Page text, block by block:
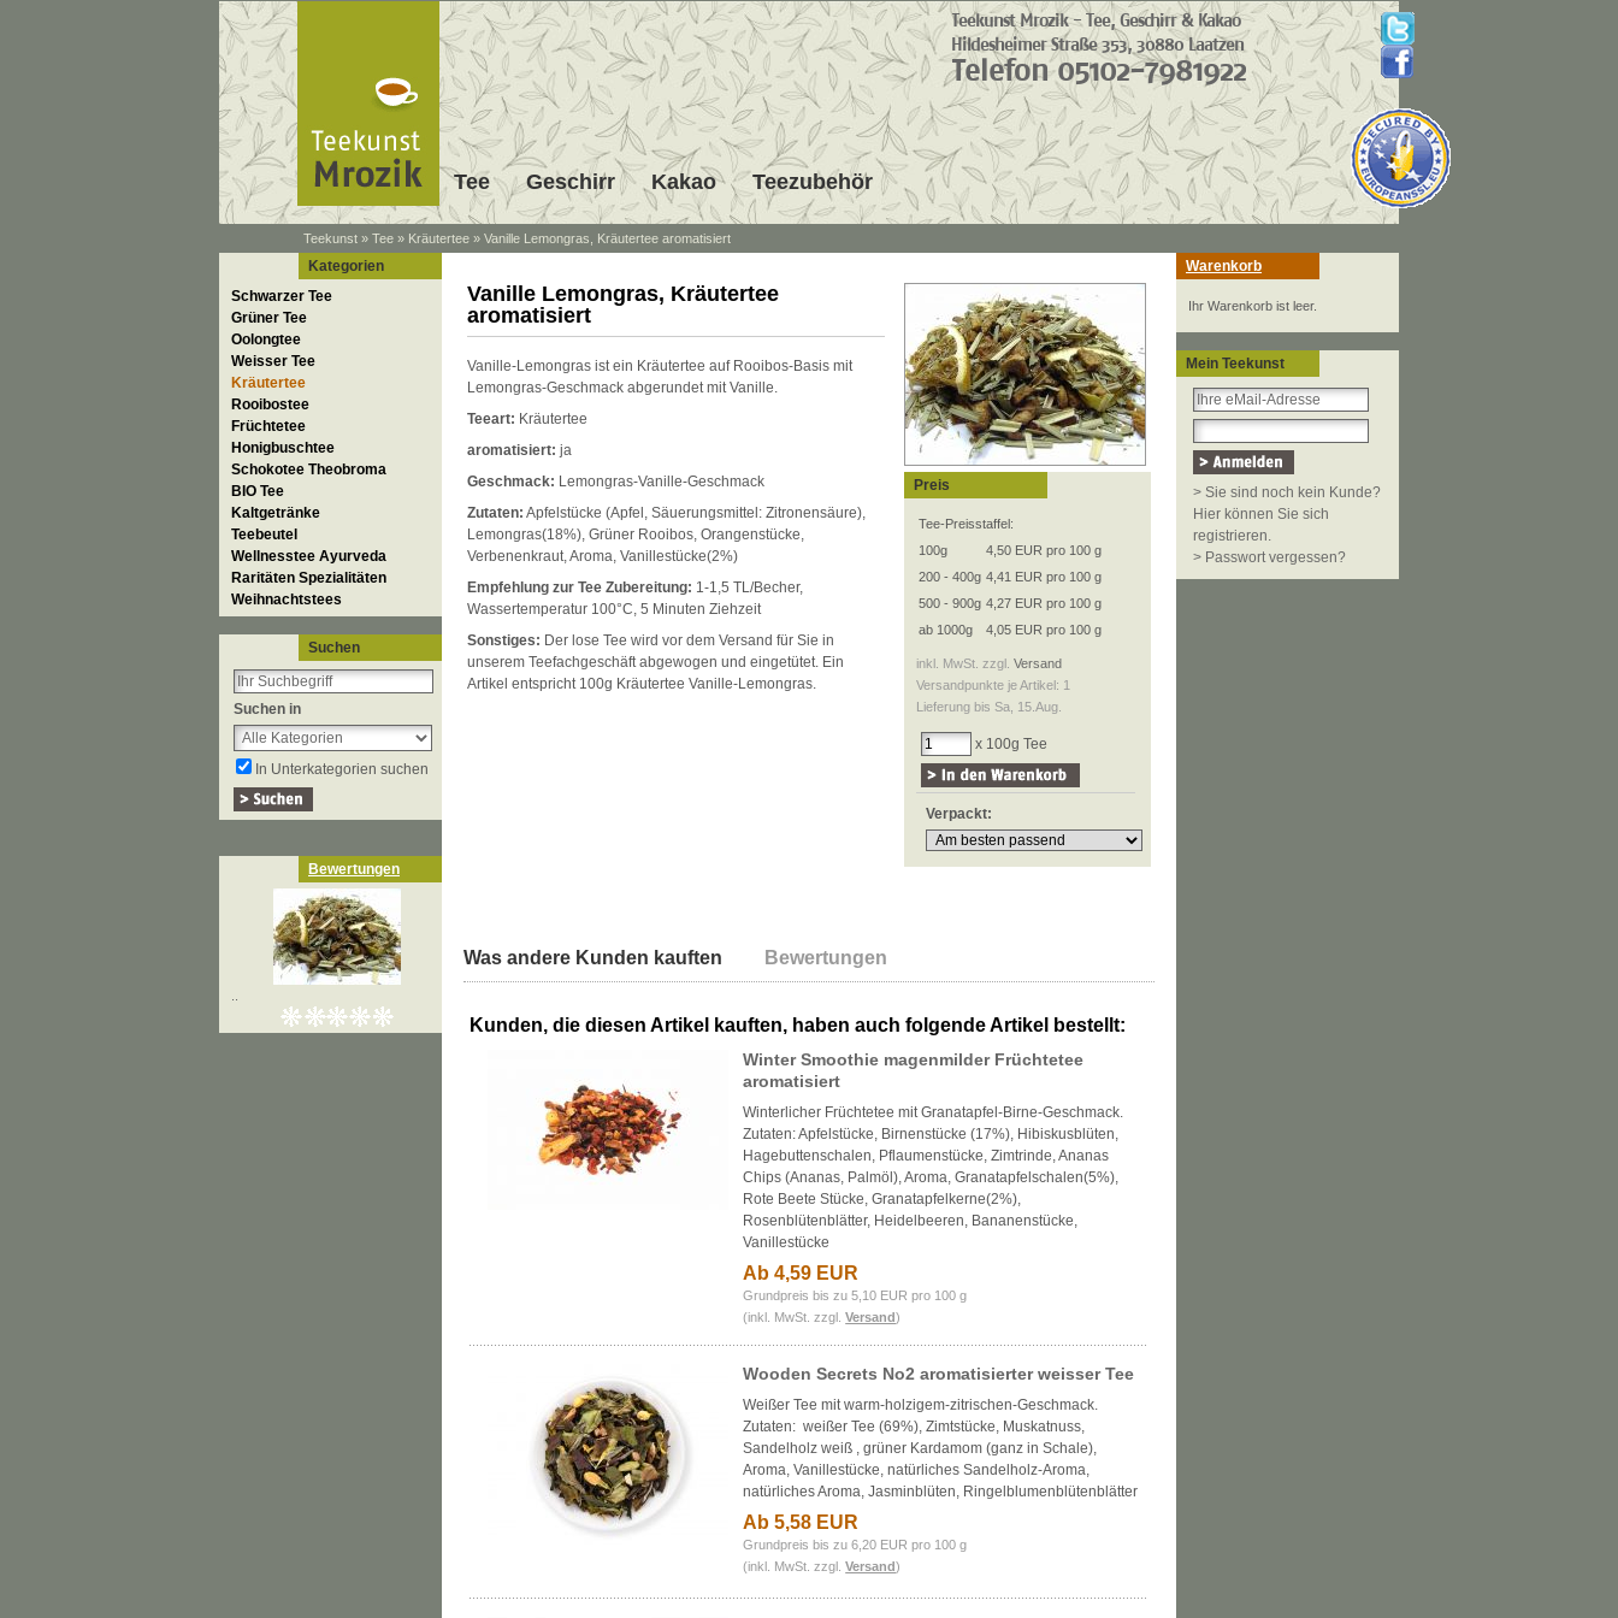
Tee Geschirr Kakao Teezubehör
Teekunst » Tee » Kräutertee » Vanille Lemongras, Kräutertee aromatisiert
Kategorien
Schwarzer Tee
Grüner Tee
Oolongtee
Weisser Tee
Kräutertee
Rooibostee
Früchtetee
Honigbuschtee
Schokotee Theobroma
BIO Tee
Kaltgetränke
Teebeutel
Wellnesstee Ayurveda
Raritäten Spezialitäten
Weihnachtstees
Suchen
Suchen in
In Unterkategorien suchen
Bewertungen
Vanille Lemongras, Kräutertee
aromatisiert
Vanille-Lemongras ist ein Kräutertee auf Rooibos-Basis mit
Lemongras-Geschmack abgerundet mit Vanille.
Teeart: Kräutertee
aromatisiert: ja
Geschmack: Lemongras-Vanille-Geschmack
Zutaten: Apfelstücke (Apfel, Säuerungsmittel: Zitronensäure),
Lemongras(18%), Grüner Rooibos, Orangenstücke,
Verbenenkraut, Aroma, Vanillestücke(2%)
Empfehlung zur Tee Zubereitung: 1-1,5 TL/Becher,
Wassertemperatur 100°C, 5 Minuten Ziehzeit
Sonstiges: Der lose Tee wird vor dem Versand für Sie in
unserem Teefachgeschäft abgewogen und eingetütet. Ein
Artikel entspricht 100g Kräutertee Vanille-Lemongras.
Preis
Tee-Preisstaffel:
100g
4,50 EUR pro 100 g
200 - 400g 4,41 EUR pro 100 g
500 - 900g 4,27 EUR pro 100 g
ab 1000g
4,05 EUR pro 100 g
inkl. MwSt. zzgl. Versand
Versandpunkte je Artikel: 1
Lieferung bis Sa, 15.Aug.
x 100g Tee
Verpackt:
Was andere Kunden kauften Bewertungen
Kunden, die diesen Artikel kauften, haben auch folgende Artikel bestellt:
Winter Smoothie magenmilder Früchtetee
aromatisiert
Winterlicher Früchtetee mit Granatapfel-Birne-Geschmack.
Zutaten: Apfelstücke, Birnenstücke (17%), Hibiskusblüten,
Hagebuttenschalen, Pflaumenstücke, Zimtrinde, Ananas
Chips (Ananas, Palmöl), Aroma, Granatapfelschalen(5%),
Rote Beete Stücke, Granatapfelkerne(2%),
Rosenblütenblätter, Heidelbeeren, Bananenstücke,
Vanillestücke
Ab 4,59 EUR
Grundpreis bis zu 5,10 EUR pro 100 g
(inkl. MwSt. zzgl.Versand)
Wooden Secrets No2 aromatisierter weisser Tee
Weißer Tee mit warm-holzigem-zitrischen-Geschmack.
Zutaten: weißer Tee (69%), Zimtstücke, Muskatnuss,
Sandelholz weiß , grüner Kardamom (ganz in Schale),
Aroma, Vanillestücke, natürliches Sandelholz-Aroma,
natürliches Aroma, Jasminblüten, Ringelblumenblütenblätter
Ab 5,58 EUR
Grundpreis bis zu 6,20 EUR pro 100 g
(inkl. MwSt. zzgl.Versand)
Warenkorb
Ihr Warenkorb ist leer.
Mein Teekunst
> Sie sind noch kein Kunde?
Hier können Sie sich
registrieren.
> Passwort vergessen?